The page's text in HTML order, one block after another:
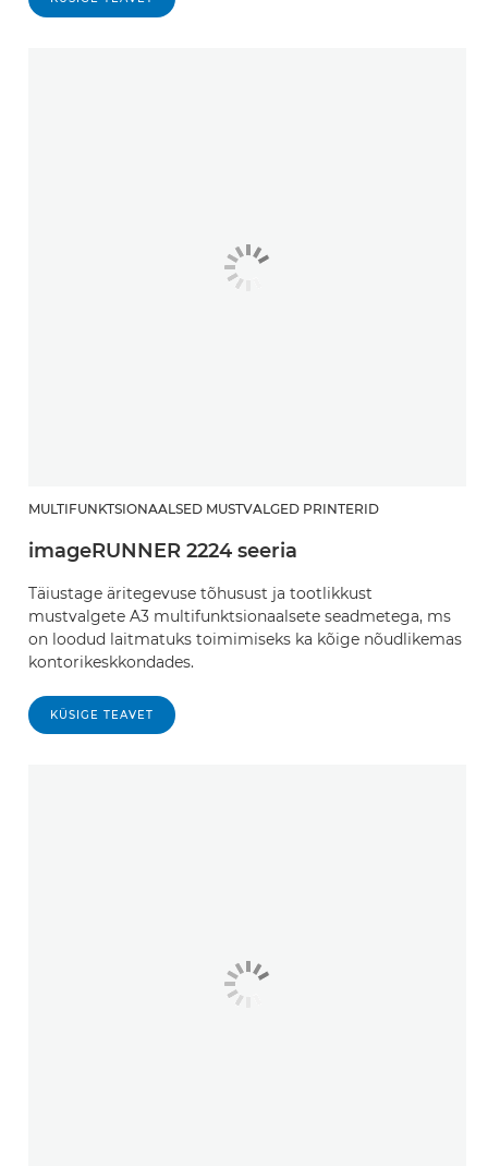
MULTIFUNKTSIONAALSED MUSTVALGED PRINTERID
imageRUNNER 2224 seeria
Täiustage äritegevuse tõhusust ja tootlikkust
mustvalgete A3 multifunktsionaalsete seadmetega, ms
on loodud laitmatuks toimimiseks ka kõige nõudlikemas
kontorikeskkondades.
KÜSIGE TEAVET